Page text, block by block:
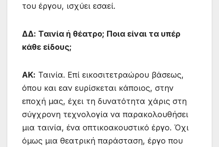
του έργου, ισχύει εσαεί.
ΔΔ: Ταινία ή θέατρο; Ποια είναι τα υπέρ
κάθε είδους;
ΑΚ: Ταινία. Επί εικοσιτετραώρου βάσεως,
όπου και εαν ευρίσκεται κάποιος, στην
εποχή μας, έχει τη δυνατότητα χάρις στη
σύγχρονη τεχνολογία να παρακολουθήσει
μια ταινία, ένα οπτικοακουστικό έργο. Όχι
όμως μια θεατρική παράσταση, έργο που